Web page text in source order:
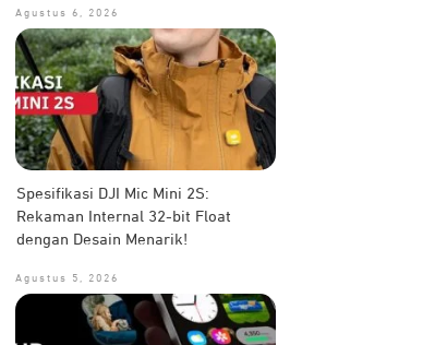
Agustus 6, 2026
Spesifikasi DJI Mic Mini 2S:
Rekaman Internal 32-bit Float
dengan Desain Menarik!
Agustus 5, 2026